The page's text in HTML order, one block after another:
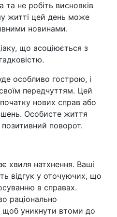
та не робіть висновків
житті цей день може
новинами.
що асоціюється з
особливо гострою, і
передчуттям. Цей
нових справ або
Особисте життя
поворот.
хвиля натхнення. Ваші
відгук у оточуючих, що
в справах.
раціонально
щоб уникнути втоми до